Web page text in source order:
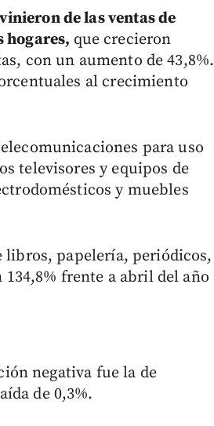
de las ventas de
hogares, que crecieron
con un aumento de 43,8%.
al crecimiento
para uso
televisores y equipos de
y muebles
libros, papelería, periódicos,
frente a abril del año
negativa fue la de
de 0,3%.